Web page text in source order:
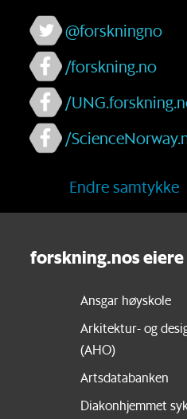
@forskningno
/forskning.no
/
/
Endre samtykke
forskning.nos eiere
Ansgar høyskole
Arkitektur- og
(AHO)
Artsdatabanken
Diakonhjemmet